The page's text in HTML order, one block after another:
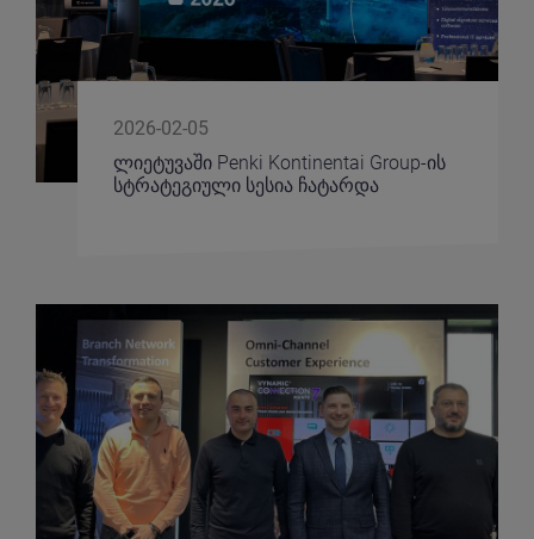
2026-02-05
ლიეტუვაში Penki Kontinentai Group-ის
სტრატეგიული სესია ჩატარდა